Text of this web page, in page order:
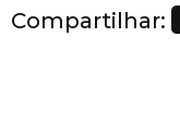
Compartilhar: